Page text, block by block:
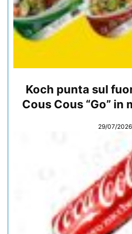
Koch punta sul
Cous Cous “Go”
29/07/2026